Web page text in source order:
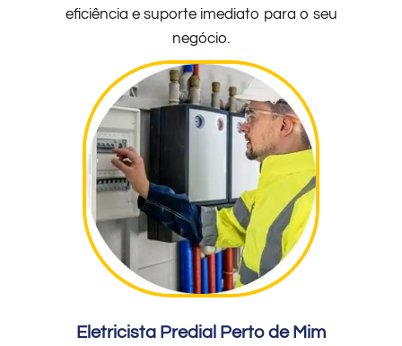
eficiência e suporte imediato para o seu
negócio.
Eletricista Predial Perto de Mim